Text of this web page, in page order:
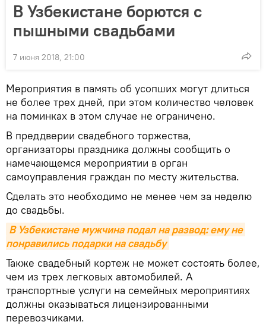
В Узбекистане борются с
пышными свадьбами
7 июня 2018, 21:00
Мероприятия в память об усопших могут длиться
не более трех дней, при этом количество человек
на поминках в этом случае не ограничено.
В преддверии свадебного торжества,
организаторы праздника должны сообщить о
намечающемся мероприятии в орган
самоуправления граждан по месту жительства.
Сделать это необходимо не менее чем за неделю
до свадьбы.
В Узбекистане мужчина подал на развод: ему не
понравились подарки на свадьбу
Также свадебный кортеж не может состоять более,
чем из трех легковых автомобилей. А
транспортные услуги на семейных мероприятиях
должны оказываться лицензированными
перевозчиками.